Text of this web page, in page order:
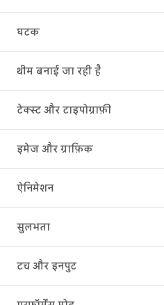
घटक
थीम बनाई जा रही है
टेक्स्ट और टाइपोग्राफ़ी
इमेज और ग्राफ़िक
ऐनिमेशन
सुलभता
टच और इनपुट